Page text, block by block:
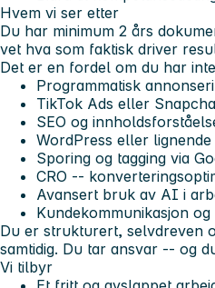
Hvem vi ser etter
Du har minimum 2 års
vet hva som faktisk driver
Det er en fordel om du har
Programmatisk
TikTok Ads eller
SEO og
WordPress eller lignende
Sporing og tagging via
CRO --
Avansert bruk av AI i
Kundekommunikasjon og
Du er strukturert, selvdreven
samtidig. Du tar ansvar -- og
Vi tilbyr